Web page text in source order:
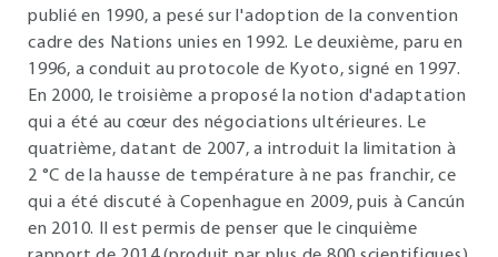
publié en 1990, a pesé sur l'adoption de la convention
cadre des Nations unies en 1992. Le deuxième, paru en
1996, a conduit au protocole de Kyoto, signé en 1997.
En 2000, le troisième a proposé la notion d'adaptation
qui a été au cœur des négociations ultérieures. Le
quatrième, datant de 2007, a introduit la limitation à
2 °C de la hausse de température à ne pas franchir, ce
qui a été discuté à Copenhague en 2009, puis à Cancún
en 2010. Il est permis de penser que le cinquième